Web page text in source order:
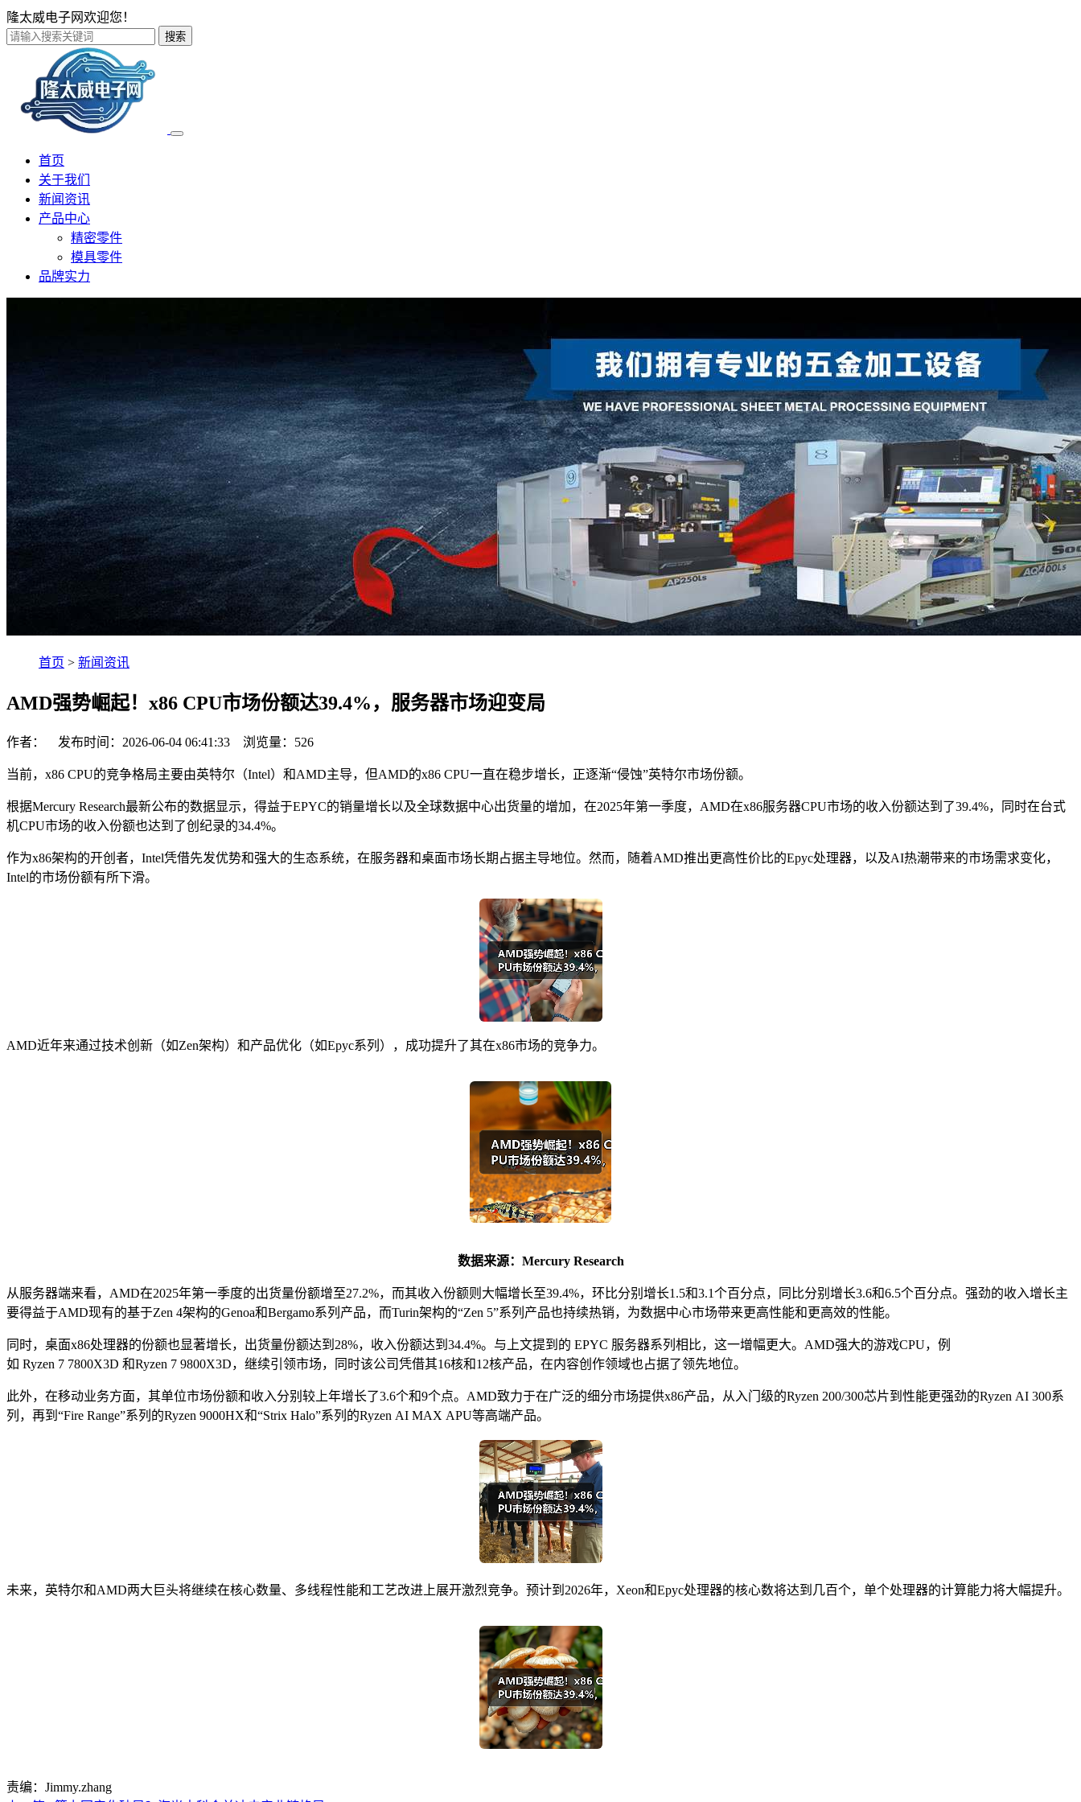
隆太威电子网欢迎您！
搜索
首页
关于我们
新闻资讯
产品中心
精密零件
模具零件
品牌实力
首页 > 新闻资讯
AMD强势崛起！x86 CPU市场份额达39.4%，服务器市场迎变局
作者： 发布时间：2026-06-04 06:41:33 浏览量： 526
当前，x86 CPU的竞争格局主要由英特尔（Intel）和AMD主导，但AMD的x86 CPU一直在稳步增长，正逐渐“侵蚀”英特尔市场份额。
根据Mercury Research最新公布的数据显示，得益于EPYC的销量增长以及全球数据中心出货量的增加，在2025年第一季度，AMD在x86服务器CPU市场的收入份额达到了39.4%，同时在台式
机CPU市场的收入份额也达到了创纪录的34.4%。
作为x86架构的开创者，Intel凭借先发优势和强大的生态系统，在服务器和桌面市场长期占据主导地位。然而，随着AMD推出更高性价比的Epyc处理器，以及AI热潮带来的市场需求变化，
Intel的市场份额有所下滑。
AMD近年来通过技术创新（如Zen架构）和产品优化（如Epyc系列），成功提升了其在x86市场的竞争力。
数据来源： Mercury Research
从服务器端来看，AMD在2025年第一季度的出货量份额增至27.2%，而其收入份额则大幅增长至39.4%，环比分别增长1.5和3.1个百分点，同比分别增长3.6和6.5个百分点。强劲的收入增长主
要得益于AMD现有的基于Zen 4架构的Genoa和Bergamo系列产品，而Turin架构的“Zen 5”系列产品也持续热销，为数据中心市场带来更高性能和更高效的性能。
同时，桌面x86处理器的份额也显著增长，出货量份额达到28%，收入份额达到34.4%。与上文提到的 EPYC 服务器系列相比，这一增幅更​​大。AMD强大的游戏CPU，例
如 Ryzen 7 7800X3D 和Ryzen 7 9800X3D，继续引领市场，同时该公司凭借其16核和12核产品，在内容创作领域也占据了领先地位。
此外，在移动业务方面，其单位市场份额和收入分别较上年增长了3.6个和9个点。AMD致力于在广泛的细分市场提供x86产品，从入门级的Ryzen 200/300芯片到性能更强劲的Ryzen AI 300系
列，再到“Fire Range”系列的Ryzen 9000HX和“Strix Halo”系列的Ryzen AI MAX APU等高端产品。
未来，英特尔和AMD两大巨头将继续在核心数量、多线程性能和工艺改进上展开激烈竞争。预计到2026年，Xeon和Epyc处理器的核心数将达到几百个，单个处理器的计算能力将大幅提升。
责编：Jimmy.zhang